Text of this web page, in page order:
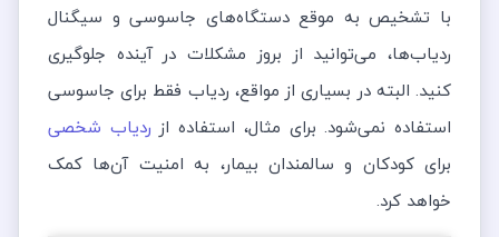
با تشخیص به موقع دستگاه‌های جاسوسی و سیگنال
ردیاب‌ها، می‌توانید از بروز مشکلات در آینده جلوگیری
کنید. البته در بسیاری از مواقع، ردیاب فقط برای جاسوسی
استفاده نمی‌شود. برای مثال، استفاده از ردیاب شخصی
برای کودکان و سالمندان بیمار، به امنیت آن‌ها کمک
خواهد کرد.